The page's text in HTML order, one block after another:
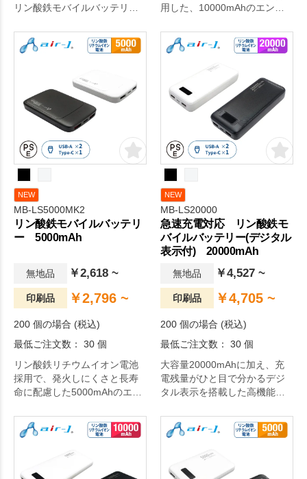
リン酸鉄モバイルバッテリー
用した、10000mAhのエント
NEW
MB-LS5000MK2
リン酸鉄モバイルバッテリ
ー 5000mAh
無地品 ￥2,618 ~
印刷品 ￥2,796 ~
200 個の場合 (税込)
最低ご注文数： 30 個
リン酸鉄リチウムイオン電池
採用で、発火しにくさと長寿
命に配慮した5000mAhのエン
NEW
MB-LS20000
急速充電対応 リン酸鉄モ
バイルバッテリー(デジタル
表示付) 20000mAh
無地品 ￥4,527 ~
印刷品 ￥4,705 ~
200 個の場合 (税込)
最低ご注文数： 30 個
大容量20000mAhに加え、充
電残量がひと目で分かるデジ
タル表示を搭載した高機能モ